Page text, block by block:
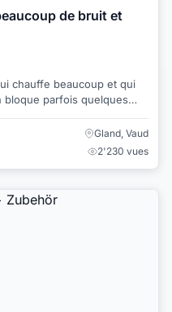
de bruit et
chauffe beaucoup et qui
Gland, Vaud
2'230 vues